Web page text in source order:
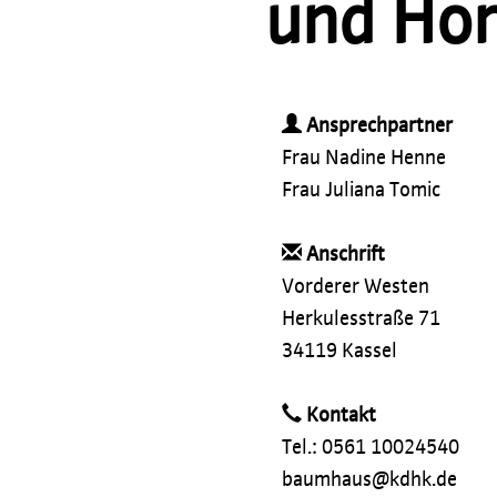
und
Ansprechpartner
Frau Nadine Henne
Frau Juliana Tomic
Anschrift
Vorderer Westen
Herkulesstraße 71
34119 Kassel
Kontakt
Tel.: 0561 10024540
baumhaus@kdhk.de